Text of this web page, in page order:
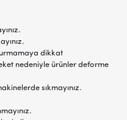
dikkat
nedeniyle ürünler deforme
sıkmayınız.